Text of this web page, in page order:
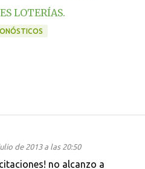
LOTERÍAS.
de 2013 a las 20:50
no alcanzo a